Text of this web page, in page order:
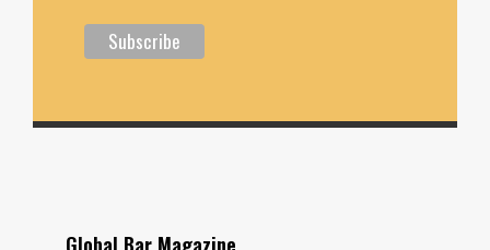
Global Bar Magazine